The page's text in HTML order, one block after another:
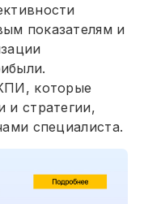
показателям и
которые
и стратегии,
специалиста.